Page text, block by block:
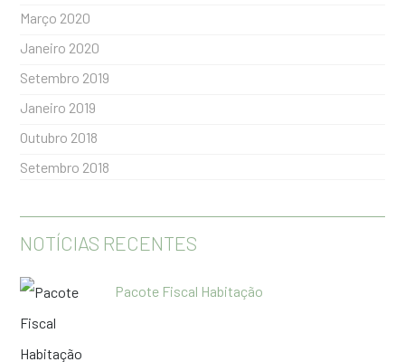
Março 2020
Janeiro 2020
Setembro 2019
Janeiro 2019
Outubro 2018
Setembro 2018
NOTÍCIAS RECENTES
Pacote Fiscal Habitação